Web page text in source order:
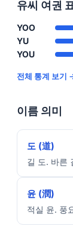
유씨 여권
YOO
YU
YOU
전체 통계 보기
이름 의미
도 (道)
길 도. 바른
윤 (潤)
적실 윤. 풍